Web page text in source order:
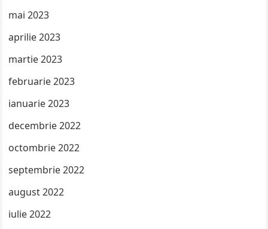
mai 2023
aprilie 2023
martie 2023
februarie 2023
ianuarie 2023
decembrie 2022
octombrie 2022
septembrie 2022
august 2022
iulie 2022